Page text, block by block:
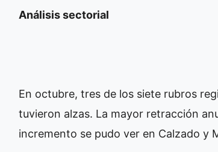
Análisis sectorial
En octubre, tres de los siete rubros
tuvieron alzas. La mayor retracción
incremento se pudo ver en Calzado y